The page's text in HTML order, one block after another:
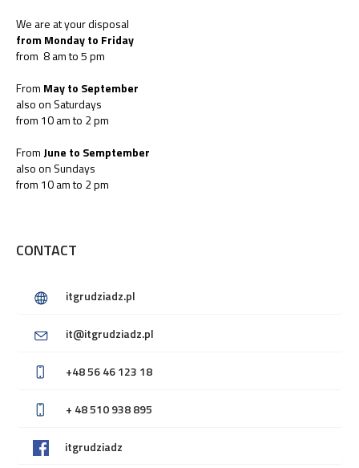
We are at your disposal
from Monday to Friday
from 8 am to 5 pm
From May to September
also on Saturdays
from 10 am to 2 pm
From June to Semptember
also on Sundays
from 10 am to 2 pm
CONTACT
itgrudziadz.pl
it@itgrudziadz.pl
+48 56 46 123 18
+ 48 510 938 895
itgrudziadz